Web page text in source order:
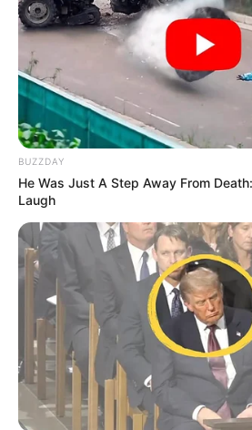
TAGS
ΕΥΒΟΙΑ
ΤΑΥΤΟΤΗΤΑ ΚΑΙ ΕΠΙΚΟΙΝΩΝΙΑ
BUZZDAY
He Was Just A Step Away From
Laugh